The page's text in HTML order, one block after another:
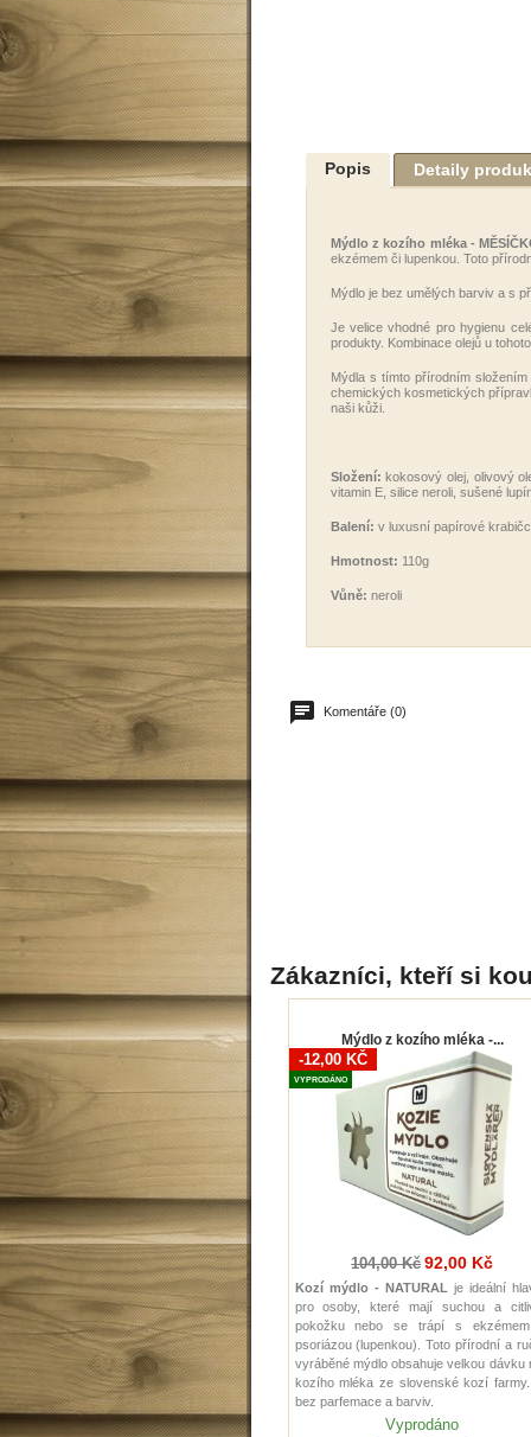
Popis Detaily
Mýdlo z kozího mléka -
ekzémem či lupenkou. Toto
Mýdlo je bez umělých barviv a s
Je velice vhodné pro hygienu
produkty. Kombinace olejů u
Mýdla s tímto přírodním
chemických kosmetických
naši kůži.
Složení:kokosový olej, olivový
vitamin E, silice neroli, sušené
Balení: v luxusní papírové
Hmotnost: 110g
Vůně: neroli
Komentáře (0)
Zákazníci, kteří si
Mýdlo z kozího mléka -...
-12,00 KČ
VYPRODÁNO
104,00 Kč 92,00 Kč
Kozí mýdlo - NATURAL je ideální
pro osoby, které mají suchou a
pokožku nebo se trápí s
psoriázou (lupenkou). Toto přírodní a
vyráběné mýdlo obsahuje velkou dávku
kozího mléka ze slovenské kozí
bez parfemace a barviv.
Vyprodáno